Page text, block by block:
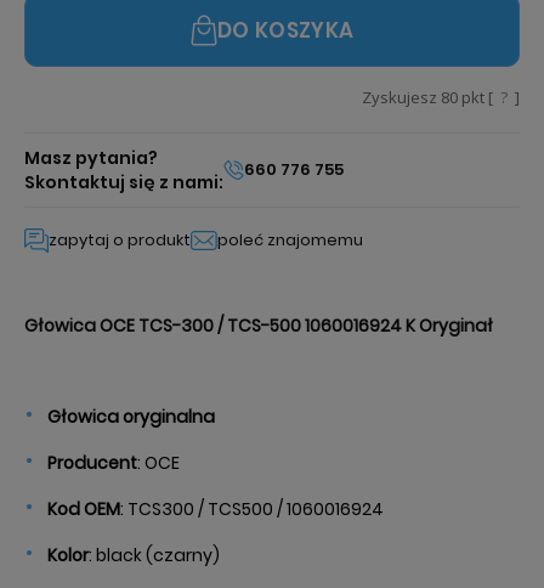
DO KOSZYKA
Zyskujesz 80 pkt [ ? ]
Masz pytania?
Skontaktuj się z nami:
660 776 755
zapytaj o produkt poleć znajomemu
Głowica OCE TCS-300 / TCS-500 1060016924 K Oryginał
Głowica oryginalna
Producent: OCE
Kod OEM: TCS300 / TCS500 / 1060016924
Kolor: black (czarny)